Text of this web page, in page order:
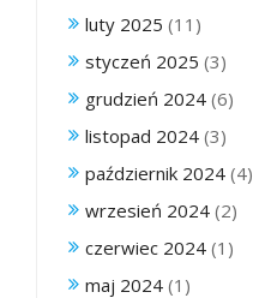
luty 2025 (11)
styczeń 2025 (3)
grudzień 2024 (6)
listopad 2024 (3)
październik 2024 (4)
wrzesień 2024 (2)
czerwiec 2024 (1)
maj 2024 (1)